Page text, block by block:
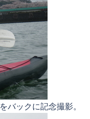
バックに記念撮影。